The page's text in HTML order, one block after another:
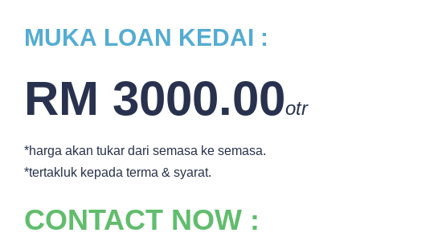
MUKA LOAN KEDAI :
RM 3000.00otr
*harga akan tukar dari semasa ke semasa.
*tertakluk kepada terma & syarat.
CONTACT NOW :